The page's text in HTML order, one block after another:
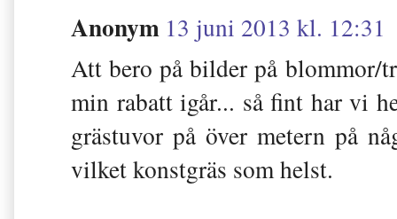
Anonym 13 juni 2013 kl. 12:31
Att bero på bilder på blommor/
min rabatt igår... så fint har vi
grästuvor på över metern på
vilket konstgräs som helst.